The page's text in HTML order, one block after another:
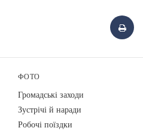
ФОТО
Громадські заходи
Зустрічі й наради
Робочі поїздки